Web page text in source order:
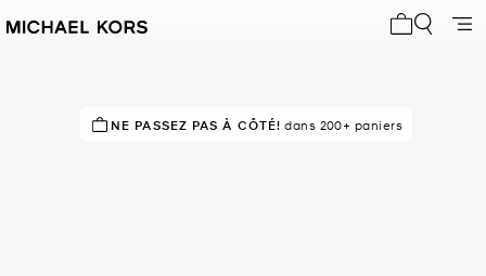
DÉPÊCHEZ-VOUS ! Dernier achat il y a 22 minutes
NE PASSEZ PAS À CÔTÉ! dans 200+ paniers